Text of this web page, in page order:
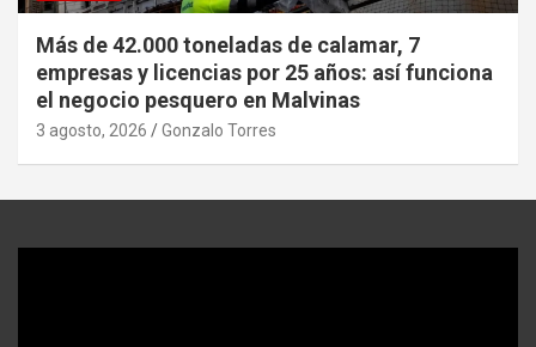
Más de 42.000 toneladas de calamar, 7
empresas y licencias por 25 años: así funciona
el negocio pesquero en Malvinas
3 agosto, 2026 Gonzalo Torres